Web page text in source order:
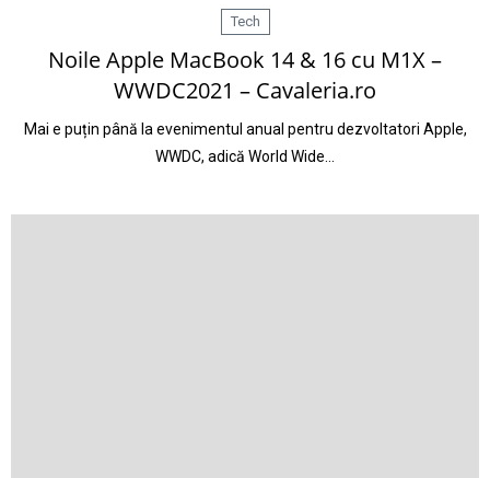
Tech
Noile Apple MacBook 14 & 16 cu M1X –
WWDC2021 – Cavaleria.ro
Mai e puțin până la evenimentul anual pentru dezvoltatori Apple,
WWDC, adică World Wide…